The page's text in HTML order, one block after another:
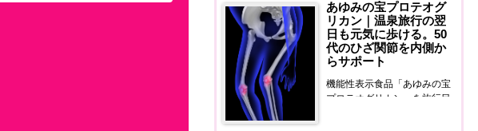
あゆみの宝プロテオグ
リカン｜温泉旅行の翌
日も元気に歩ける。50
代のひざ関節を内側か
らサポート
機能性表示食品「あゆみの宝
プロテオグリカン」を旅行目